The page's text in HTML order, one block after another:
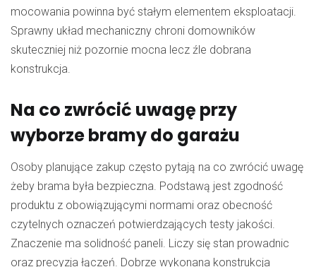
mocowania powinna być stałym elementem eksploatacji.
Sprawny układ mechaniczny chroni domowników
skuteczniej niż pozornie mocna lecz źle dobrana
konstrukcja.
Na co zwrócić uwagę przy
wyborze bramy do garażu
Osoby planujące zakup często pytają na co zwrócić uwagę
żeby brama była bezpieczna. Podstawą jest zgodność
produktu z obowiązującymi normami oraz obecność
czytelnych oznaczeń potwierdzających testy jakości.
Znaczenie ma solidność paneli. Liczy się stan prowadnic
oraz precyzja łączeń. Dobrze wykonana konstrukcja